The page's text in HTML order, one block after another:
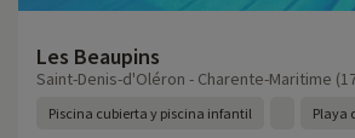
Les Beaupins
Saint-Denis-d'Oléron - Charente-Maritime
Piscina cubierta y piscina infantil Playa